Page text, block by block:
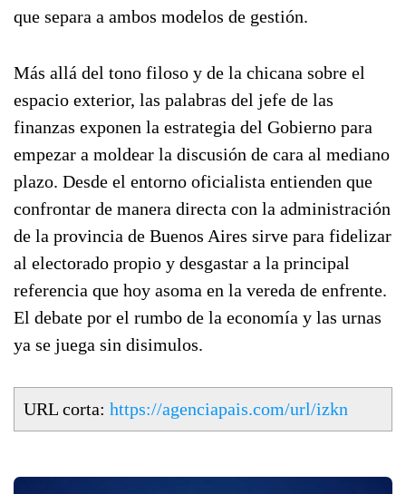
que separa a ambos modelos de gestión.
Más allá del tono filoso y de la chicana sobre el
espacio exterior, las palabras del jefe de las
finanzas exponen la estrategia del Gobierno para
empezar a moldear la discusión de cara al mediano
plazo. Desde el entorno oficialista entienden que
confrontar de manera directa con la administración
de la provincia de Buenos Aires sirve para fidelizar
al electorado propio y desgastar a la principal
referencia que hoy asoma en la vereda de enfrente.
El debate por el rumbo de la economía y las urnas
ya se juega sin disimulos.
URL corta: https://agenciapais.com/url/izkn